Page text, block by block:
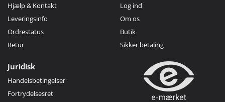
Hjælp & Kontakt
Leveringsinfo
Ordrestatus
Retur
Log ind
Om os
Butik
Sikker betaling
Juridisk
Handelsbetingelser
Fortrydelsesret